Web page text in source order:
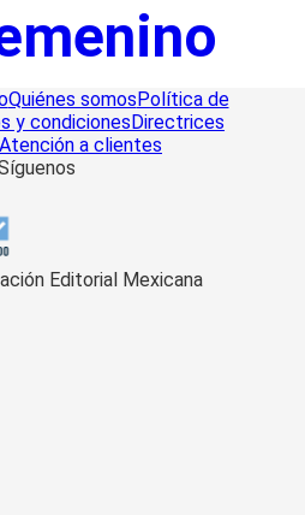
Quiénes somosPolítica de
y condicionesDirectrices
Atención a clientes
Editorial Mexicana